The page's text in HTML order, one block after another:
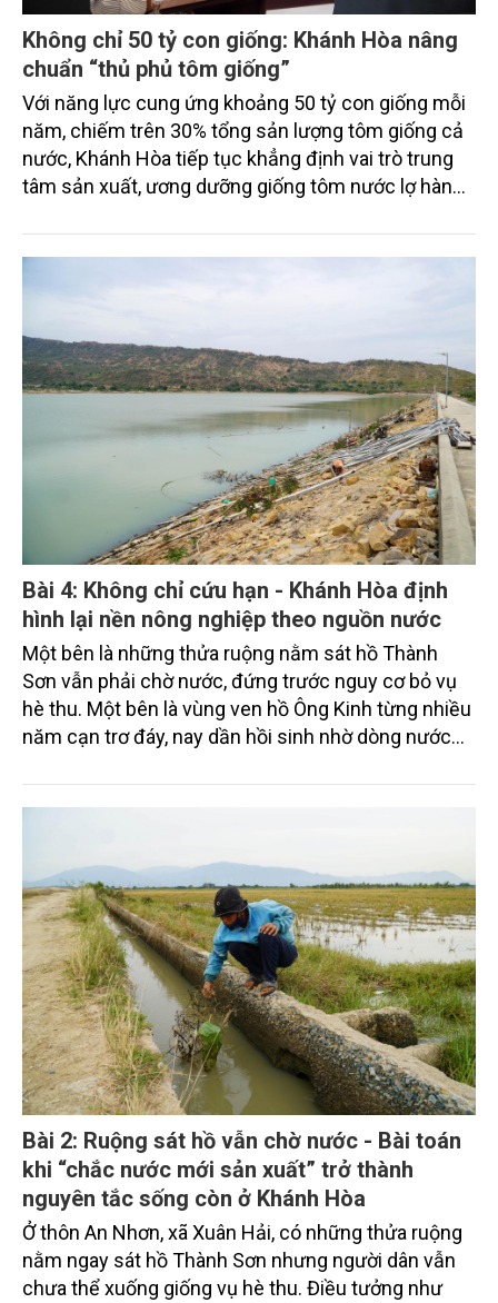
Không chỉ 50 tỷ con giống: Khánh Hòa nâng
chuẩn “thủ phủ tôm giống”
Với năng lực cung ứng khoảng 50 tỷ con giống mỗi
năm, chiếm trên 30% tổng sản lượng tôm giống cả
nước, Khánh Hòa tiếp tục khẳng định vai trò trung
tâm sản xuất, ương dưỡng giống tôm nước lợ hàng
chất lượng con giống, an toàn dịch bệnh và truy
xuất nguồn gốc ngày càng cao, bài toán đặt ra cho
địa phương không chỉ là duy trì sản lượng, mà còn
bệnh và bền vững.
Bài 4: Không chỉ cứu hạn - Khánh Hòa định
hình lại nền nông nghiệp theo nguồn nước
Một bên là những thửa ruộng nằm sát hồ Thành
Sơn vẫn phải chờ nước, đứng trước nguy cơ bỏ vụ
hè thu. Một bên là vùng ven hồ Ông Kinh từng nhiều
năm cạn trơ đáy, nay dần hồi sinh nhờ dòng nước
ấy cho thấy bài toán nước của Khánh Hòa không
Trong bối cảnh khí hậu ngày càng cực đoan, điều
tỉnh cần không chỉ là thêm nguồn nước, mà là một
chiến lược bảo đảm an ninh nguồn nước dài hạn
cho dân sinh, sản xuất và sinh kế nông thôn.
Bài 2: Ruộng sát hồ vẫn chờ nước - Bài toán
khi “chắc nước mới sản xuất” trở thành
nguyên tắc sống còn ở Khánh Hòa
Ở thôn An Nhơn, xã Xuân Hải, có những thửa ruộng
nằm ngay sát hồ Thành Sơn nhưng người dân vẫn
chưa thể xuống giống vụ hè thu. Điều tưởng như